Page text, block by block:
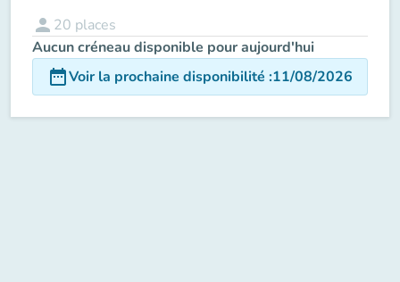
person 20 places
Aucun créneau disponible pour aujourd'hui
date_rangeVoir la prochaine disponibilité :11/08/2026